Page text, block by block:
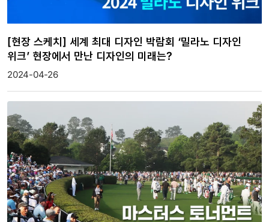
[현장 스케치] 세계 최대 디자인 박람회 ‘밀라노 디자인
위크’ 현장에서 만난 디자인의 미래는?
2024-04-26